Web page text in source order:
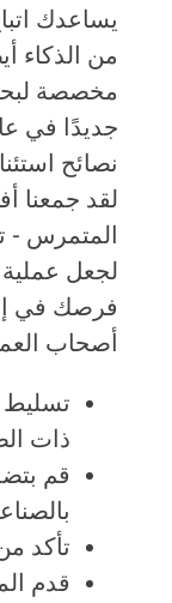
يساعدك
من الذكاء
مخصصة
جديدًا في
نصائح
لقد جمعنا
المتمرس -
لجعل عملية
فرصك في
أصحاب
تسليط
ذات
قم
تأكد
قدم